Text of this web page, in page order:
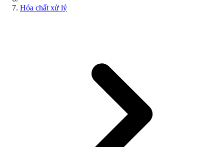
Hóa chất xử lý